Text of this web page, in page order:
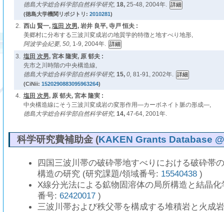
徳島大学総合科学部自然科学研究, 18, 25-48, 2004年.
(徳島大学機関リポジトリ: 2010281)
2. 西山 賢一, 塩田 次男, 岩井 良平, 寺戸 恒夫 :
美郷村に分布する三波川変成岩の地質学的特徴と地すべり地形,
阿波学会紀要, 50, 1-9, 2004年.
3. 塩田 次男, 宮本 隆実, 原 郁夫 :
先市之川時階の中央構造線,
徳島大学総合科学部自然科学研究, 15, 0, 81-91, 2002年.
(CiNii: 1520290883095963264)
4. 塩田 次男, 原 郁夫, 宮本 隆実 :
中央構造線にそう三波川変成岩の変形作用―カーボネイト脈の形成―,
徳島大学総合科学部自然科学研究, 14, 47-64, 2001年.
科学研究費補助金 (KAKEN Grants Database
四国三波川帯の破砕帯地すべりにおける破砕帯
構造の研究 (研究課題/領域番号: 15540438 )
X線分光法による鉱物固溶体の局所構造と結晶
番号:62420017 )
三波川帯および秩父帯を構成する堆積岩と火成